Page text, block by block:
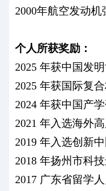
2000年航空发动机
个人所获奖励：
2025 年获中国发
2025 年获国际复
2024 年获中国产
2021 年入选海外
2019 年入选创新
2018 年扬州市科
2017 广东省留学